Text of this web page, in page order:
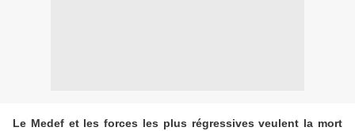
Le Medef et les forces les plus régressives veulent la mort